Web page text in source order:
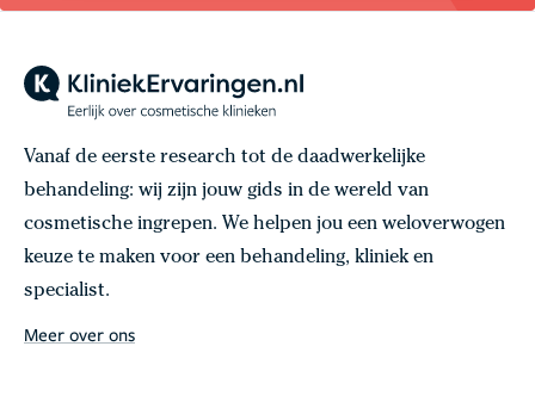
Vanaf de eerste research tot de daadwerkelijke
behandeling: wij zijn jouw gids in de wereld van
cosmetische ingrepen. We helpen jou een weloverwogen
keuze te maken voor een behandeling, kliniek en
specialist.
Meer over ons